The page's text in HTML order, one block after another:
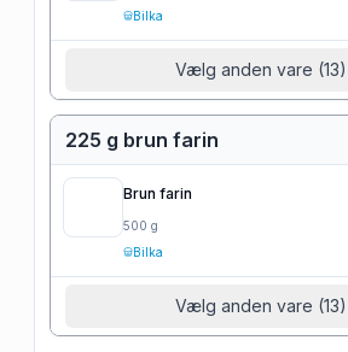
Bilka
Vælg anden vare (13)
225 g brun farin
Brun farin
500 g
Bilka
Vælg anden vare (13)